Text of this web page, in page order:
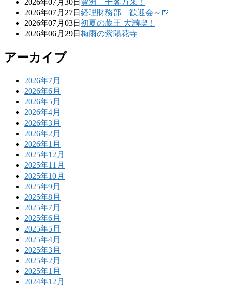
2026年07月27日 経理財務部 歓迎会～🍺
2026年07月03日 初夏の蔵王 大満喫！
2026年06月29日 梅雨の紫陽花寺
アーカイブ
2026年7月
2026年6月
2026年5月
2026年4月
2026年3月
2026年2月
2026年1月
2025年12月
2025年11月
2025年10月
2025年9月
2025年8月
2025年7月
2025年6月
2025年5月
2025年4月
2025年3月
2025年2月
2025年1月
2024年12月